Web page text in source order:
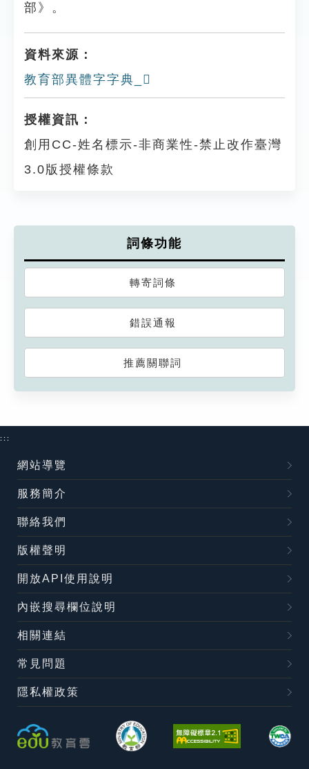
部》。
資料來源：
教育部異體字字典_𧳻
授權資訊：
創用CC-姓名標示-非商業性-禁止改作臺灣
3.0版授權條款
詞條功能
轉寄詞條
錯誤通報
推薦關聯詞
:::
網站導覽
服務簡介
聯絡我們
版權聲明
開放API使用說明
內嵌搜尋欄位說明
相關連結
常見問題
隱私權政策